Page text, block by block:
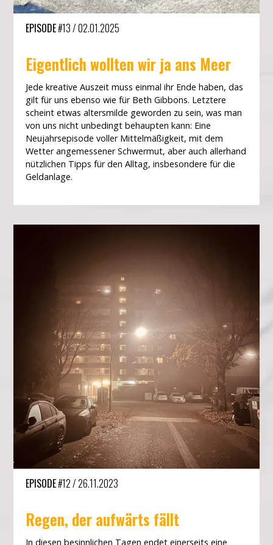
EPISODE#13/02.01.2025
Eigentlich wollten wir ja ans Meer
Jede kreative Auszeit muss einmal ihr Ende haben, das
gilt für uns ebenso wie für Beth Gibbons. Letztere
scheint etwas altersmilde geworden zu sein, was man
von uns nicht unbedingt behaupten kann: Eine
Neujahrsepisode voller Mittelmäßigkeit, mit dem
Wetter angemessener Schwermut, aber auch allerhand
nützlichen Tipps für den Alltag, insbesondere für die
Geldanlage.
EPISODE#12/26.11.2023
Regen, der aufwärts fällt
In diesen besinnlichen Tagen endet einerseits eine